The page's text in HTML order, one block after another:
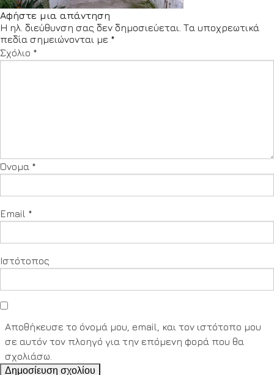
ΕΠΙΚΟΙΝΩΝΙΑ
Αφήστε μια απάντηση
Η ηλ. διεύθυνση σας δεν δημοσιεύεται. Τα υποχρεωτικά
πεδία σημειώνονται με *
Σχόλιο *
Όνομα *
Email *
Ιστότοπος
Αποθήκευσε το όνομά μου, email, και τον ιστότοπο μου
σε αυτόν τον πλοηγό για την επόμενη φορά που θα
σχολιάσω.